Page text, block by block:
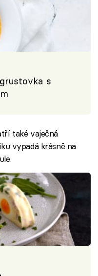
s
také vaječná
vypadá krásně na